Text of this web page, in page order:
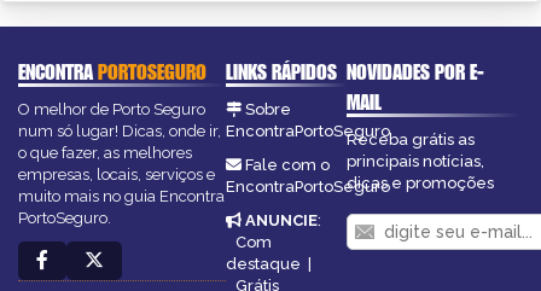
ENCONTRAPORTOSEGURO
O melhor de Porto Seguro
num só lugar! Dicas, onde ir,
o que fazer, as melhores
empresas, locais, serviços e
muito mais no guia Encontra
PortoSeguro.
LINKS RÁPIDOS
Sobre
EncontraPortoSeguro
Fale com o
EncontraPortoSeguro
ANUNCIE:
Com
destaque
Grátis
NOVIDADES POR E-
MAIL
Receba grátis as
principais notícias,
dicas e promoções